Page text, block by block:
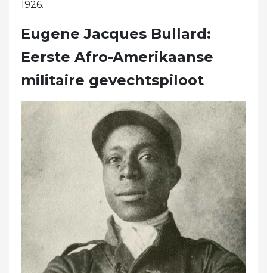
1926.
Eugene Jacques Bullard:
Eerste Afro-Amerikaanse
militaire gevechtspiloot